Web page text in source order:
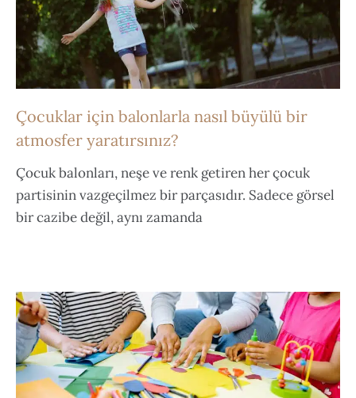
Çocuklar için balonlarla nasıl büyülü bir
atmosfer yaratırsınız?
Çocuk balonları, neşe ve renk getiren her çocuk
partisinin vazgeçilmez bir parçasıdır. Sadece görsel
bir cazibe değil, aynı zamanda